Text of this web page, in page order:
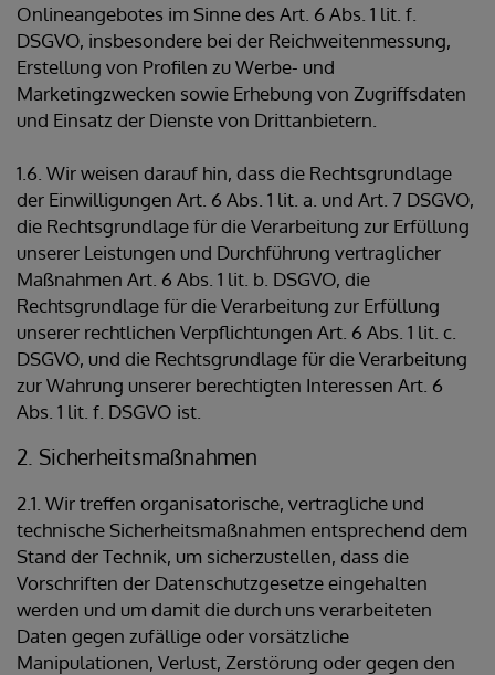
Onlineangebotes im Sinne des Art. 6 Abs. 1 lit. f.
DSGVO, insbesondere bei der Reichweitenmessung,
Erstellung von Profilen zu Werbe- und
Marketingzwecken sowie Erhebung von Zugriffsdaten
und Einsatz der Dienste von Drittanbietern.
1.6. Wir weisen darauf hin, dass die Rechtsgrundlage
der Einwilligungen Art. 6 Abs. 1 lit. a. und Art. 7 DSGVO,
die Rechtsgrundlage für die Verarbeitung zur Erfüllung
unserer Leistungen und Durchführung vertraglicher
Maßnahmen Art. 6 Abs. 1 lit. b. DSGVO, die
Rechtsgrundlage für die Verarbeitung zur Erfüllung
unserer rechtlichen Verpflichtungen Art. 6 Abs. 1 lit. c.
DSGVO, und die Rechtsgrundlage für die Verarbeitung
zur Wahrung unserer berechtigten Interessen Art. 6
Abs. 1 lit. f. DSGVO ist.
2. Sicherheitsmaßnahmen
2.1. Wir treffen organisatorische, vertragliche und
technische Sicherheitsmaßnahmen entsprechend dem
Stand der Technik, um sicherzustellen, dass die
Vorschriften der Datenschutzgesetze eingehalten
werden und um damit die durch uns verarbeiteten
Daten gegen zufällige oder vorsätzliche
Manipulationen, Verlust, Zerstörung oder gegen den